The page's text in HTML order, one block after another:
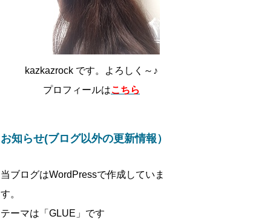
kazkazrock です。よろしく～♪
プロフィールはこちら
お知らせ(ブログ以外の更新情報）
当ブログはWordPressで作成していま
す。
テーマは「GLUE」です